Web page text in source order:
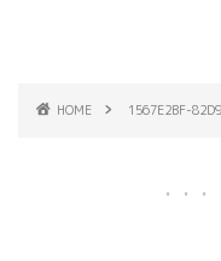
HOME 1567E2BF-